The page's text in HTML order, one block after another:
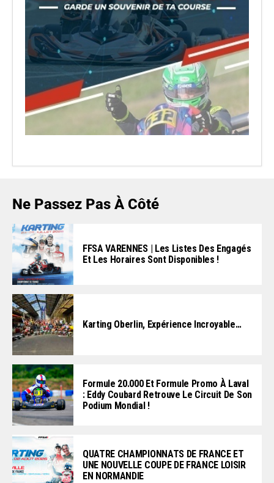
Ne Passez Pas À Côté
FFSA VARENNES | Les Listes Des Engagés
Et Les Horaires Sont Disponibles !
Karting Oberlin, Expérience Incroyable…
Formule 20.000 Et Formule Promo À Laval
: Eddy Coubard Retrouve Le Circuit De Son
Podium Mondial !
QUATRE CHAMPIONNATS DE FRANCE ET
UNE NOUVELLE COUPE DE FRANCE LOISIR
EN NORMANDIE